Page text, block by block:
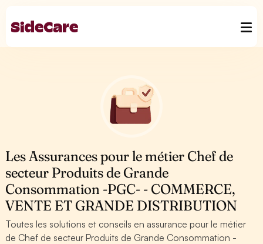
Les Assurances pour le métier Chef de
secteur Produits de Grande
Consommation -PGC- - COMMERCE,
VENTE ET GRANDE DISTRIBUTION
Toutes les solutions et conseils en assurance pour le métier
de Chef de secteur Produits de Grande Consommation -